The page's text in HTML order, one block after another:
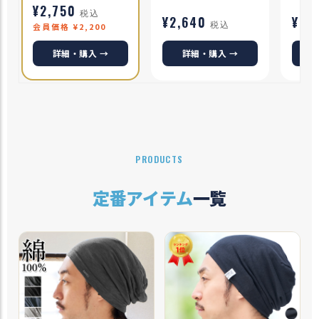
¥2,750 税込
会員価格 ¥2,200
詳細・購入 →
¥2,640 税込
詳細・購入 →
PRODUCTS
定番アイテム一覧